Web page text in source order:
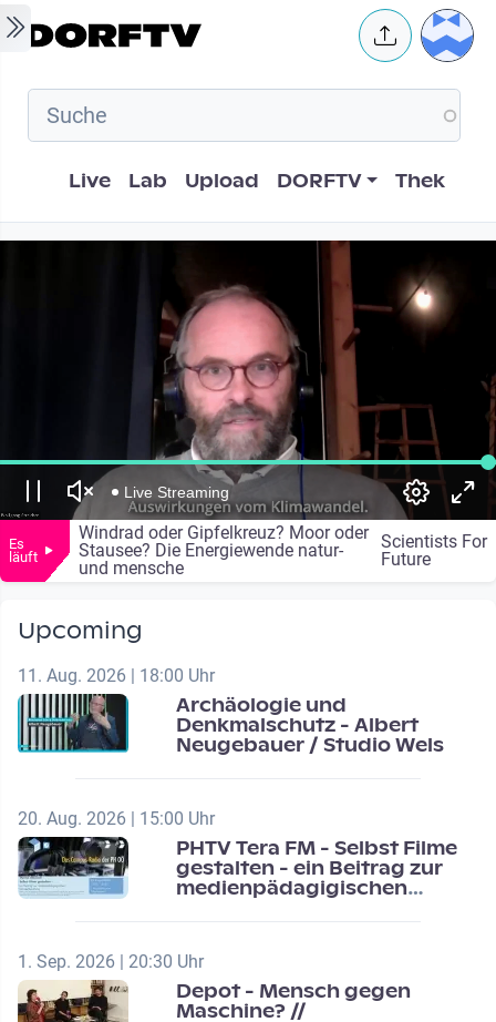
Skip to main content User
Hauptnavigation
Live Lab Upload DORFTV Thek
Live Streaming
Es
läuft
Windrad oder Gipfelkreuz? Moor oder
Stausee? Die Energiewende natur-
und mensche
Scientists For
Future
Upcoming
11. Aug. 2026 | 18:00 Uhr
Archäologie und
Denkmalschutz - Albert
Neugebauer / Studio Wels
20. Aug. 2026 | 15:00 Uhr
PHTV Tera FM - Selbst Filme
gestalten - ein Beitrag zur
medienpädagigischen
1. Sep. 2026 | 20:30 Uhr
Depot - Mensch gegen
Maschine? //